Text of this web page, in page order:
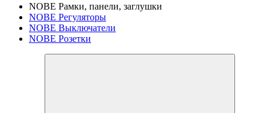
NOBE Рамки, панели, заглушки
NOBE Регуляторы
NOBE Выключатели
NOBE Розетки